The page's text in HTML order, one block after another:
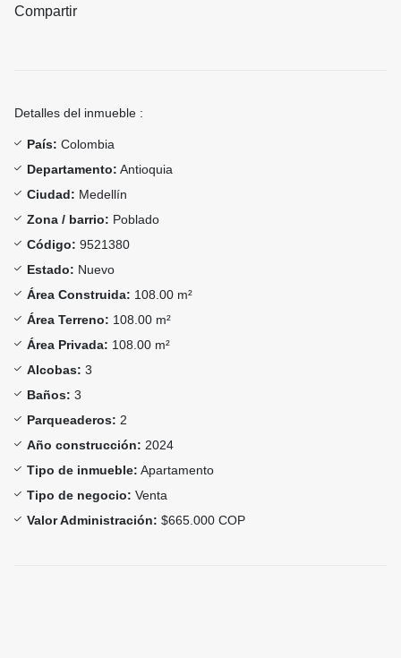
Compartir
Detalles del inmueble :
País: Colombia
Departamento: Antioquia
Ciudad: Medellín
Zona / barrio: Poblado
Código: 9521380
Estado: Nuevo
Área Construida: 108.00 m²
Área Terreno: 108.00 m²
Área Privada: 108.00 m²
Alcobas: 3
Baños: 3
Parqueaderos: 2
Año construcción: 2024
Tipo de inmueble: Apartamento
Tipo de negocio: Venta
Valor Administración: $665.000 COP